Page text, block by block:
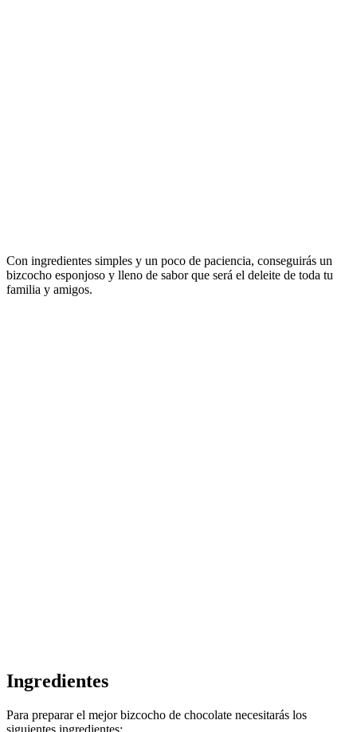
Con ingredientes simples y un poco de paciencia, conseguirás un
bizcocho esponjoso y lleno de sabor que será el deleite de toda tu
familia y amigos.
Ingredientes
Para preparar el mejor bizcocho de chocolate necesitarás los
siguientes ingredientes: